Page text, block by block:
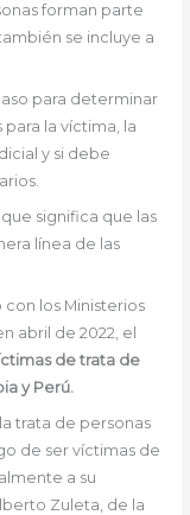
forman parte
se incluye a
para determinar
la víctima, la
y si debe
que significa que las
línea de las
los Ministerios
abril de 2022, el
de trata de
y Perú.
trata de personas
de ser víctimas de
a su
Zuleta, de la